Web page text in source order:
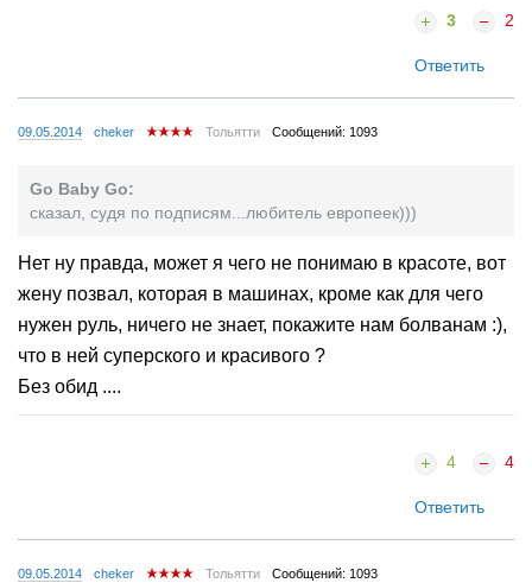
3 2
Ответить
09.05.2014 cheker Тольятти Сообщений: 1093
Go Baby Go:
сказал, судя по подписям...любитель европеек)))
Нет ну правда, может я чего не понимаю в красоте, вот
жену позвал, которая в машинах, кроме как для чего
нужен руль, ничего не знает, покажите нам болванам :),
что в ней суперского и красивого ?
Без обид ....
4 4
Ответить
09.05.2014 cheker Тольятти Сообщений: 1093